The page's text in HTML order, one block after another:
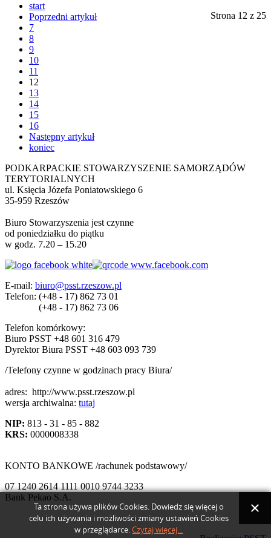
Strona 12 z 25
start
Poprzedni artykuł
7
8
9
10
11
12
13
14
15
16
Następny artykuł
koniec
PODKARPACKIE STOWARZYSZENIE SAMORZĄDÓW
TERYTORIALNYCH
ul. Księcia Józefa Poniatowskiego 6
35-959 Rzeszów
Biuro Stowarzyszenia jest czynne
od poniedziałku do piątku
w godz. 7.20 – 15.20
E-mail: biuro@psst.rzeszow.pl
Telefon: (+48 - 17) 862 73 01
(+48 - 17) 862 73 06
Telefon komórkowy:
Biuro PSST +48 601 316 479
Dyrektor Biura PSST +48 603 093 739
/Telefony czynne w godzinach pracy Biura/
adres: http://www.psst.rzeszow.pl
wersja archiwalna: tutaj
NIP: 813 - 31 - 85 - 882
KRS: 0000008338
KONTO BANKOWE /rachunek podstawowy/
07 1240 2614 1111 0010 9744 3233
Bank Pekao S.A.
Ta strona używa plików Cookies. Dowiedz się więcej o
celu ich używania i możliwości zmiany ustawień Cookies
w przeglądarce.Czytaj więcej...